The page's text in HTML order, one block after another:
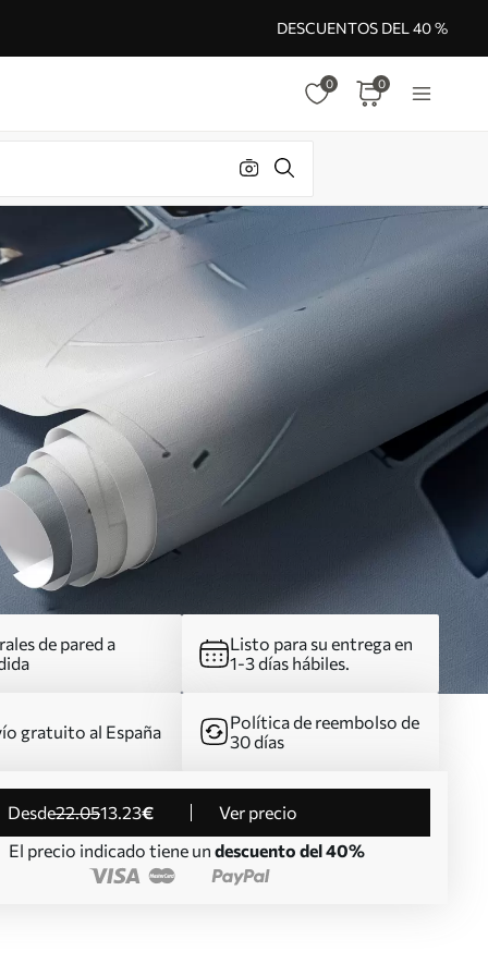
DESCUENTOS DEL 40 %
0 0
de pared a
Listo para su entrega en
1-3 días hábiles.
gratuito al España
Política de reembolso de
30 días
desde22.0513.23€
Ver precio
El precio indicado tiene un descuento del 40%